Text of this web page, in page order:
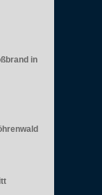
in